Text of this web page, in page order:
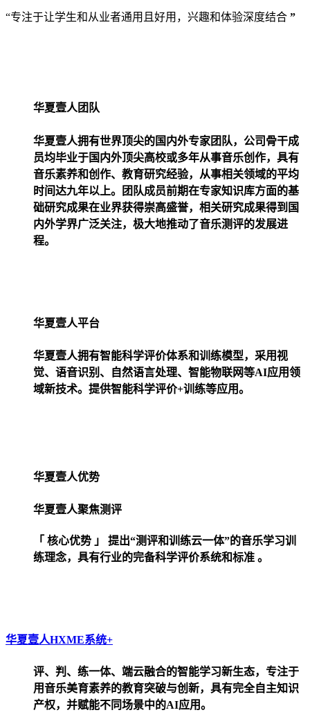
“专注于让学生和从业者通用且好用，兴趣和体验深度结合 ”
华夏壹人团队
华夏壹人拥有世界顶尖的国内外专家团队，公司骨干成
员均毕业于国内外顶尖高校或多年从事音乐创作，具有
音乐素养和创作、教育研究经验，从事相关领域的平均
时间达九年以上。团队成员前期在专家知识库方面的基
础研究成果在业界获得崇高盛誉，相关研究成果得到国
内外学界广泛关注，极大地推动了音乐测评的发展进
程。
华夏壹人平台
华夏壹人拥有智能科学评价体系和训练模型，采用视
觉、语音识别、自然语言处理、智能物联网等AI应用领
域新技术。提供智能科学评价+训练等应用。
华夏壹人优势
华夏壹人聚焦测评
「 核心优势 」
提出“测评和训练云一体”的音乐学习训
练理念，具有行业的完备科学评价系统和标准 。
华夏壹人HXME系统+
评、判、练一体、端云融合的智能学习新生态，专注于
用音乐美育素养的教育突破与创新，具有完全自主知识
产权，并赋能不同场景中的AI应用。